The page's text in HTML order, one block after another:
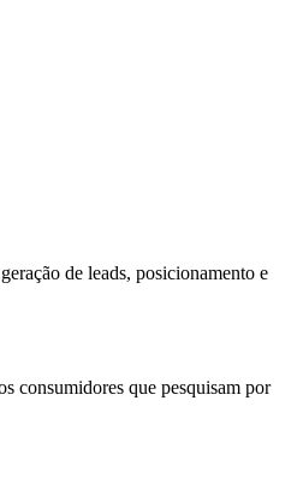
de leads, posicionamento e
consumidores que pesquisam por